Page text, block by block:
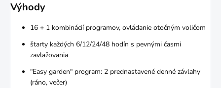
Výhody
16 + 1 kombinácií programov, ovládanie otočným voličom
štarty každých 6/12/24/48 hodín s pevnými časmi
zavlažovania
"Easy garden" program: 2 prednastavené denné závlahy
(ráno, večer)